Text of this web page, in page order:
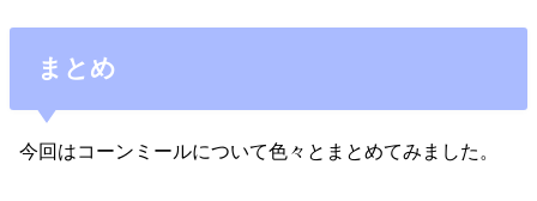
まとめ
今回はコーンミールについて色々とまとめてみました。